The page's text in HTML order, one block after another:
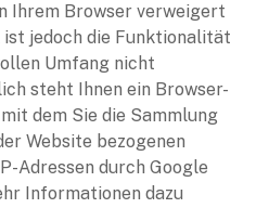
Ihrem Browser verweigert
ist jedoch die Funktionalität
Umfang nicht
steht Ihnen ein Browser-
dem Sie die Sammlung
Website bezogenen
Adressen durch Google
Informationen dazu